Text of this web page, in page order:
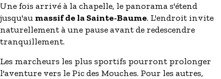
Une fois arrivé à la chapelle, le panorama s'étend
jusqu'au massif de la Sainte-Baume. L'endroit invite
naturellement à une pause avant de redescendre
tranquillement.
Les marcheurs les plus sportifs pourront prolonger
l'aventure vers le Pic des Mouches. Pour les autres,